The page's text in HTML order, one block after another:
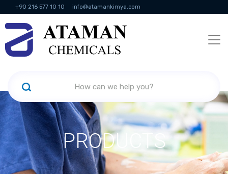
+90 216 577 10 10 info@atamankimya.com
KVKK Politikası Information Society Services
PRODUCTS